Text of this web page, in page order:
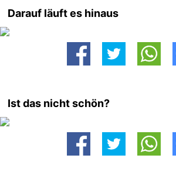
Darauf läuft es hinaus
Ist das nicht schön?